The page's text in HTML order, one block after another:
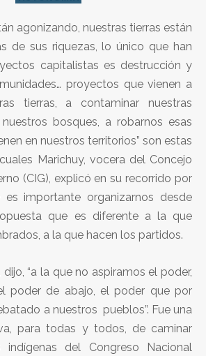
agonizando, nuestras tierras están
de sus riquezas, lo único que han
capitalistas es destrucción y
proyectos que vienen a
tierras, a contaminar nuestras
bosques, a robarnos esas
en nuestros territorios” son estas
Marichuy, vocera del Concejo
(CIG), explicó en su recorrido por
importante organizarnos desde
que es diferente a la que
a la que hacen los partidos.
“a la que no aspiramos el poder,
poder de abajo, el poder que por
a nuestros pueblos”. Fue una
para todas y todos, de caminar
del Congreso Nacional